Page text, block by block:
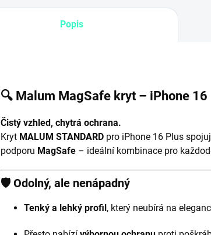
Popis
🔍 Malum MagSafe kryt – iPhone
Čistý vzhled, chytrá ochrana.
Kryt MALUM STANDARD pro iPhone 16 Plus
podporu MagSafe – ideální kombinace pro
🛡️ Odolný, ale nenápadný
Tenký a lehký profil, který neubírá na